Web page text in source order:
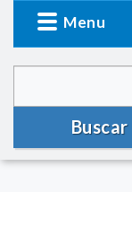
Menu
Buscar